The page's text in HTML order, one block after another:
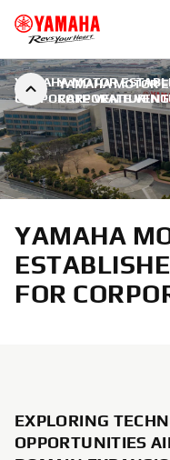
YAMAHA MOTOR
CORPORATE
YAMAHA MOTOR
CORPORATE VENTURING
YAMAHA
FOR
EXPLORING
OPPORTUNITIES